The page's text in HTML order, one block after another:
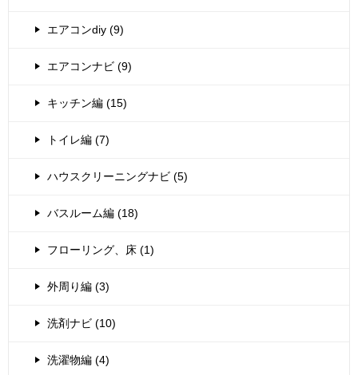
エアコンdiy (9)
エアコンナビ (9)
キッチン編 (15)
トイレ編 (7)
ハウスクリーニングナビ (5)
バスルーム編 (18)
フローリング、床 (1)
外周り編 (3)
洗剤ナビ (10)
洗濯物編 (4)